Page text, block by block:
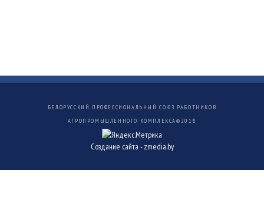
БЕЛОРУССКИЙ ПРОФЕССИОНАЛЬНЫЙ СОЮЗ РАБОТНИКОВ
АГРОПРОМЫШЛЕННОГО КОМПЛЕКСА© 2018
Создание сайта -zmedia.by